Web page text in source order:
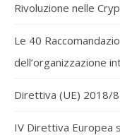
Rivoluzione nelle
Le 40
dell’organizzazione
Direttiva (UE) 2018/
IV Direttiva Europea